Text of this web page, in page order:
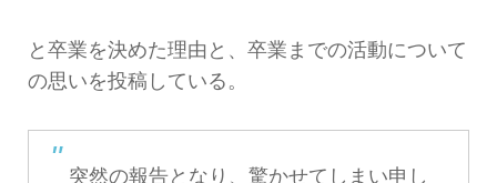
と卒業を決めた理由と、卒業までの活動について
の思いを投稿している。
突然の報告となり、驚かせてしまい申し